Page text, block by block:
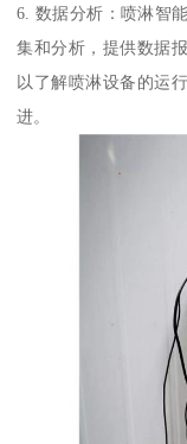
6. 数据分析：喷淋智
集和分析，提供数据
以了解喷淋设备的运
进。